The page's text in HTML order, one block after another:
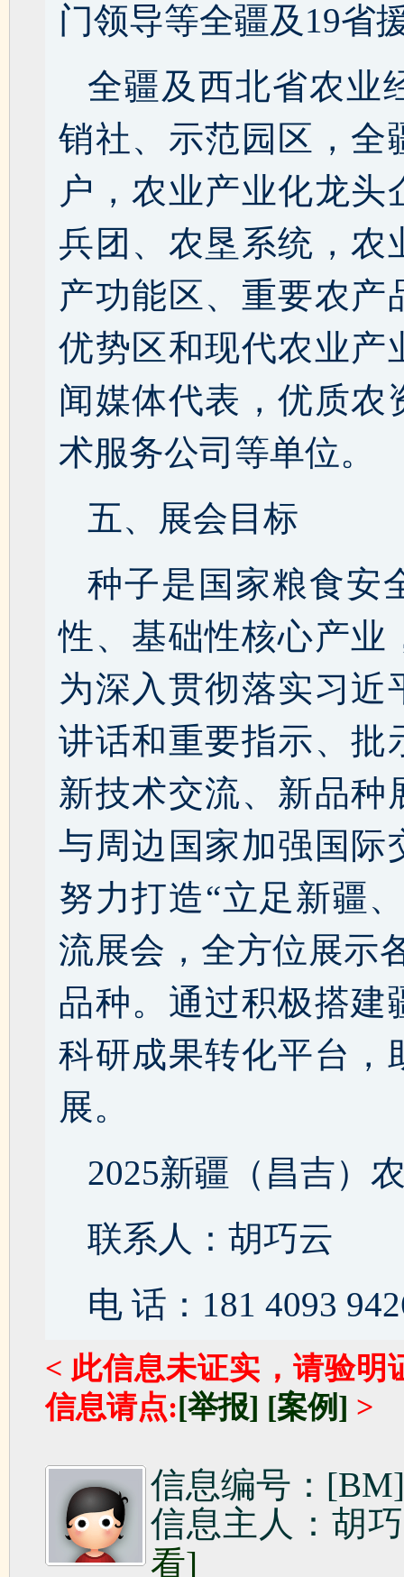
门领导等全疆及19省
全疆及西北省农业
销社、示范园区，全
户，农业产业化龙
兵团、农垦系统，农
产功能区、重要农产
优势区和现代农业产
闻媒体代表，优质农
术服务公司等单位。
五、展会目标
种子是国家粮食安
性、基础性核心产业
为深入贯彻落实习近
讲话和重要指示、批
新技术交流、新品种
与周边国家加强国际
努力打造“立足新疆
流展会，全方位展示
品种。通过积极搭建
科研成果转化平台，
展。
2025新疆（昌吉）
联系人：胡巧云
电 话：181 4093
< 此信息未证实，请验明
信息请点:[举报] [案例] >
信息编号：
信息主人：胡
看]